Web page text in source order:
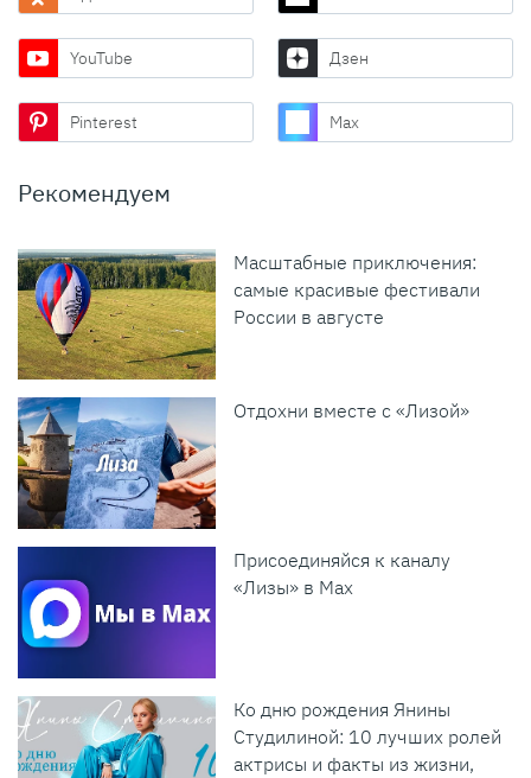
YouTube Дзен
Pinterest Max
Рекомендуем
Масштабные приключения:
самые красивые фестивали
России в августе
Отдохни вместе с «Лизой»
Присоединяйся к каналу
«Лизы» в Max
Ко дню рождения Янины
Студилиной: 10 лучших ролей
актрисы и факты из жизни,